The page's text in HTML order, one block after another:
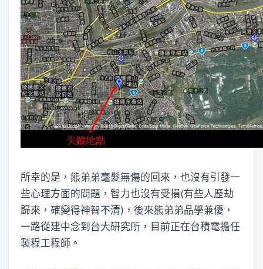
所幸的是，熊弟弟毫髮無傷的回來，也沒有引發一
些心理方面的問題，智力也沒有受損(有些人歷劫
歸來，確變得神智不清)，後來熊弟弟品學兼優，
一路從建中念到台大研究所，目前正在台積電擔任
製程工程師。